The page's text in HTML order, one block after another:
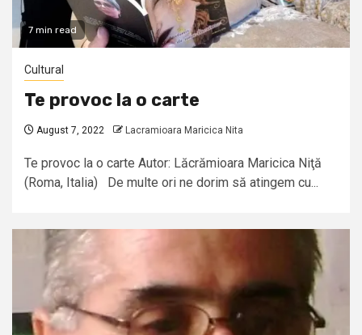
7 min read
Cultural
Te provoc la o carte
August 7, 2022 Lacramioara Maricica Nita
Te provoc la o carte Autor: Lăcrămioara Maricica Niţă
(Roma, Italia) De multe ori ne dorim să atingem cu...